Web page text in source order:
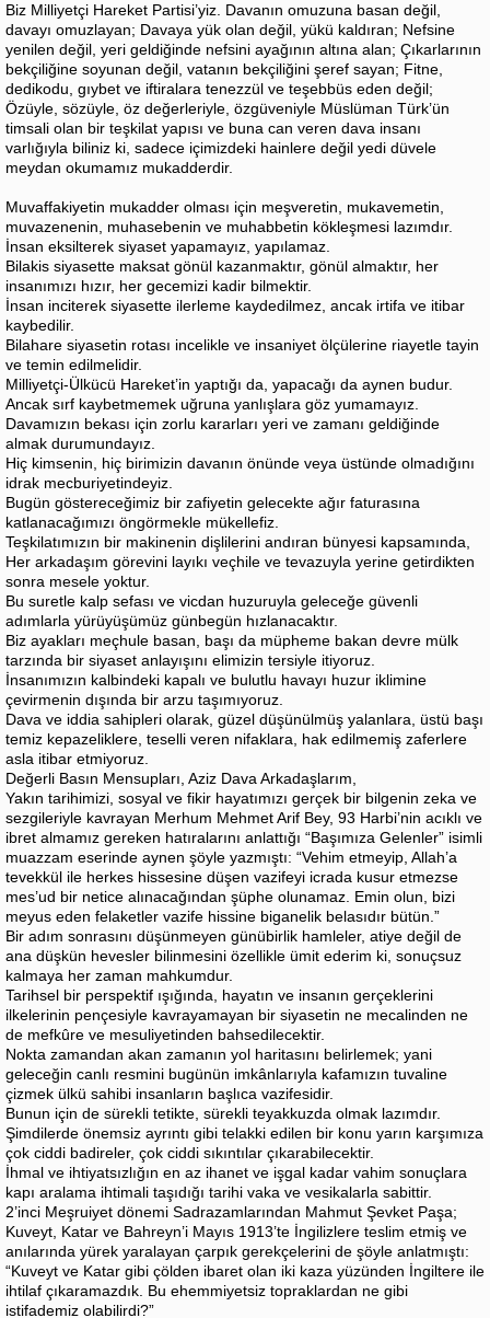
Biz Milliyetçi Hareket Partisi’yiz. Davanın omuzuna basan değil,
davayı omuzlayan; Davaya yük olan değil, yükü kaldıran; Nefsine
yenilen değil, yeri geldiğinde nefsini ayağının altına alan; Çıkarlarının
bekçiliğine soyunan değil, vatanın bekçiliğini şeref sayan; Fitne,
dedikodu, gıybet ve iftiralara tenezzül ve teşebbüs eden değil;
Özüyle, sözüyle, öz değerleriyle, özgüveniyle Müslüman Türk’ün
timsali olan bir teşkilat yapısı ve buna can veren dava insanı
varlığıyla biliniz ki, sadece içimizdeki hainlere değil yedi düvele
meydan okumamız mukadderdir.
Muvaffakiyetin mukadder olması için meşveretin, mukavemetin,
muvazenenin, muhasebenin ve muhabbetin kökleşmesi lazımdır.
İnsan eksilterek siyaset yapamayız, yapılamaz.
Bilakis siyasette maksat gönül kazanmaktır, gönül almaktır, her
insanımızı hızır, her gecemizi kadir bilmektir.
İnsan inciterek siyasette ilerleme kaydedilmez, ancak irtifa ve itibar
kaybedilir.
Bilahare siyasetin rotası incelikle ve insaniyet ölçülerine riayetle tayin
ve temin edilmelidir.
Milliyetçi-Ülkücü Hareket’in yaptığı da, yapacağı da aynen budur.
Ancak sırf kaybetmemek uğruna yanlışlara göz yumamayız.
Davamızın bekası için zorlu kararları yeri ve zamanı geldiğinde
almak durumundayız.
Hiç kimsenin, hiç birimizin davanın önünde veya üstünde olmadığını
idrak mecburiyetindeyiz.
Bugün göstereceğimiz bir zafiyetin gelecekte ağır faturasına
katlanacağımızı öngörmekle mükellefiz.
Teşkilatımızın bir makinenin dişlilerini andıran bünyesi kapsamında,
Her arkadaşım görevini layıkı veçhile ve tevazuyla yerine getirdikten
sonra mesele yoktur.
Bu suretle kalp sefası ve vicdan huzuruyla geleceğe güvenli
adımlarla yürüyüşümüz günbegün hızlanacaktır.
Biz ayakları meçhule basan, başı da müpheme bakan devre mülk
tarzında bir siyaset anlayışını elimizin tersiyle itiyoruz.
İnsanımızın kalbindeki kapalı ve bulutlu havayı huzur iklimine
çevirmenin dışında bir arzu taşımıyoruz.
Dava ve iddia sahipleri olarak, güzel düşünülmüş yalanlara, üstü başı
temiz kepazeliklere, teselli veren nifaklara, hak edilmemiş zaferlere
asla itibar etmiyoruz.
Değerli Basın Mensupları, Aziz Dava Arkadaşlarım,
Yakın tarihimizi, sosyal ve fikir hayatımızı gerçek bir bilgenin zeka ve
sezgileriyle kavrayan Merhum Mehmet Arif Bey, 93 Harbi’nin acıklı ve
ibret almamız gereken hatıralarını anlattığı “Başımıza Gelenler” isimli
muazzam eserinde aynen şöyle yazmıştı: “Vehim etmeyip, Allah’a
tevekkül ile herkes hissesine düşen vazifeyi icrada kusur etmezse
mes’ud bir netice alınacağından şüphe olunamaz. Emin olun, bizi
meyus eden felaketler vazife hissine biganelik belasıdır bütün.”
Bir adım sonrasını düşünmeyen günübirlik hamleler, atiye değil de
ana düşkün hevesler bilinmesini özellikle ümit ederim ki, sonuçsuz
kalmaya her zaman mahkumdur.
Tarihsel bir perspektif ışığında, hayatın ve insanın gerçeklerini
ilkelerinin pençesiyle kavrayamayan bir siyasetin ne mecalinden ne
de mefkûre ve mesuliyetinden bahsedilecektir.
Nokta zamandan akan zamanın yol haritasını belirlemek; yani
geleceğin canlı resmini bugünün imkânlarıyla kafamızın tuvaline
çizmek ülkü sahibi insanların başlıca vazifesidir.
Bunun için de sürekli tetikte, sürekli teyakkuzda olmak lazımdır.
Şimdilerde önemsiz ayrıntı gibi telakki edilen bir konu yarın karşımıza
çok ciddi badireler, çok ciddi sıkıntılar çıkarabilecektir.
İhmal ve ihtiyatsızlığın en az ihanet ve işgal kadar vahim sonuçlara
kapı aralama ihtimali taşıdığı tarihi vaka ve vesikalarla sabittir.
2’inci Meşruiyet dönemi Sadrazamlarından Mahmut Şevket Paşa;
Kuveyt, Katar ve Bahreyn’i Mayıs 1913’te İngilizlere teslim etmiş ve
anılarında yürek yaralayan çarpık gerekçelerini de şöyle anlatmıştı:
“Kuveyt ve Katar gibi çölden ibaret olan iki kaza yüzünden İngiltere ile
ihtilaf çıkaramazdık. Bu ehemmiyetsiz topraklardan ne gibi
istifademiz olabilirdi?”